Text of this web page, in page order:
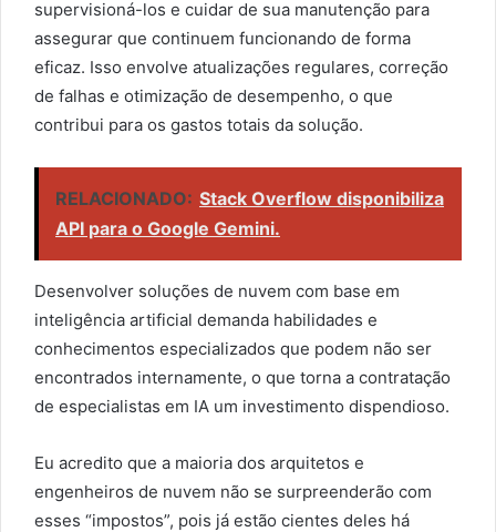
supervisioná-los e cuidar de sua manutenção para
assegurar que continuem funcionando de forma
eficaz. Isso envolve atualizações regulares, correção
de falhas e otimização de desempenho, o que
contribui para os gastos totais da solução.
RELACIONADO: Stack Overflow disponibiliza
API para o Google Gemini.
Desenvolver soluções de nuvem com base em
inteligência artificial demanda habilidades e
conhecimentos especializados que podem não ser
encontrados internamente, o que torna a contratação
de especialistas em IA um investimento dispendioso.
Eu acredito que a maioria dos arquitetos e
engenheiros de nuvem não se surpreenderão com
esses “impostos”, pois já estão cientes deles há